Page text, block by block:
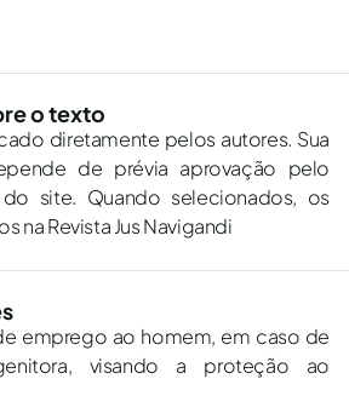
o texto
diretamente pelos autores. Sua
de prévia aprovação pelo
site. Quando selecionados, os
na Revista Jus Navigandi
emprego ao homem, em caso de
visando a proteção ao